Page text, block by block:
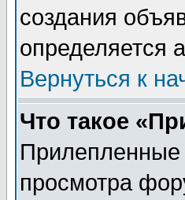
создания
определяется
Вернуться к
Что такое
Прилепленные
просмотра